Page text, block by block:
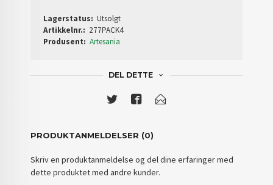
Lagerstatus: Utsolgt
Artikkelnr.: 277PACK4
Produsent: Artesania
DEL DETTE
PRODUKTANMELDELSER (0)
Skriv en produktanmeldelse og del dine erfaringer med
dette produktet med andre kunder.